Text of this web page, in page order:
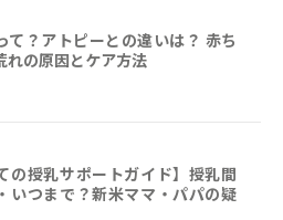
て？アトピーとの違いは？ 赤ち
れの原因とケア方法
の授乳サポートガイド】授乳間
いつまで？新米ママ・パパの疑